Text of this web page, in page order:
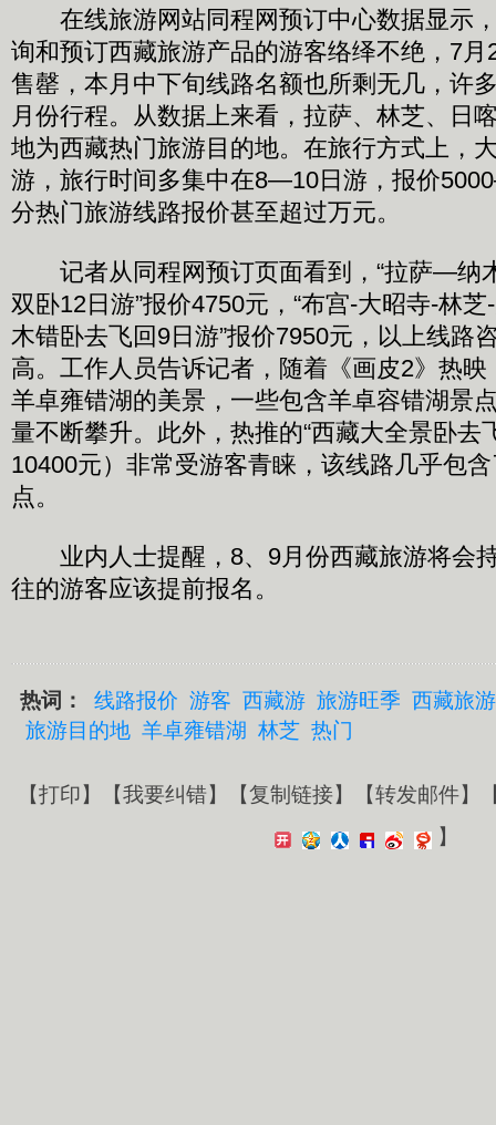
在线旅游网站同程网预订中心数据显示
询和预订西藏旅游产品的游客络绎不绝，7
售罄，本月中下旬线路名额也所剩无几，许
月份行程。从数据上来看，拉萨、林芝、日
地为西藏热门旅游目的地。在旅行方式上，
游，旅行时间多集中在8—10日游，报价
分热门旅游线路报价甚至超过万元。
记者从同程网预订页面看到，“拉萨—纳
双卧12日游”报价4750元，“布宫-大昭寺-林
木错卧去飞回9日游”报价7950元，以上线路
高。工作人员告诉记者，随着《画皮2》热
羊卓雍错湖的美景，一些包含羊卓容错湖景
量不断攀升。此外，热推的“西藏大全景卧去
10400元）非常受游客青睐，该线路几乎包
点。
业内人士提醒，8、9月份西藏旅游将会
往的游客应该提前报名。
热词： 线路报价 游客 西藏游 旅游旺季 西藏旅游
旅游目的地 羊卓雍错湖 林芝 热门
【打印】【我要纠错】【复制链接】【转发邮件】
】